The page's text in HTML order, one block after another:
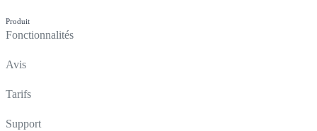
Produit
Fonctionnalités
Avis
Tarifs
Support